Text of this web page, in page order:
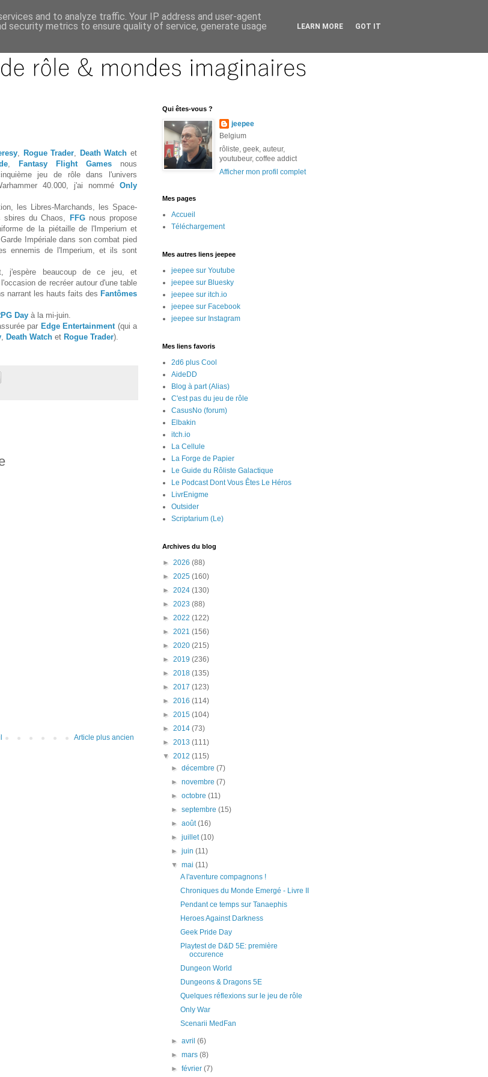
Rogue Trader Death Watch et
,Fantasy Flight Games nous
jeu de rôle dans l'univers
40.000, j'ai nommé Only
les Libres-Marchands, les Space-
sbires du Chaos, FFG nous propose
de la piétaille de l'Imperium et
Impériale dans son combat pied
ennemis de l'Imperium, et ils sont
j'espère beaucoup de ce jeu, et
de recréer autour d'une table
narrant les hauts faits des Fantômes
Day à la mi-juin.
par Edge Entertainment (qui a
Death Watch et Rogue Trader).
Article plus ancien
Qui êtes-vous ?
jeepee
Belgium
rôliste, geek, auteur,
youtubeur, coffee addict
Afficher mon profil complet
Mes pages
Accueil
Téléchargement
Mes autres liens jeepee
jeepee sur Youtube
jeepee sur Bluesky
jeepee sur itch.io
jeepee sur Facebook
jeepee sur Instagram
Mes liens favoris
2d6 plus Cool
AideDD
Blog à part (Alias)
C'est pas du jeu de rôle
CasusNo (forum)
Elbakin
itch.io
La Cellule
La Forge de Papier
Le Guide du Rôliste Galactique
Le Podcast Dont Vous Êtes Le Héros
LivrEnigme
Outsider
Scriptarium (Le)
Archives du blog
► 2026 (88)
► 2025 (160)
► 2024 (130)
► 2023 (88)
► 2022 (122)
► 2021 (156)
► 2020 (215)
► 2019 (236)
► 2018 (135)
► 2017 (123)
► 2016 (114)
► 2015 (104)
► 2014 (73)
► 2013 (111)
▼ 2012 (115)
►décembre(7)
►novembre(7)
►octobre(11)
►septembre(15)
►août(16)
►juillet(10)
►juin(11)
▼mai(11)
A l'aventure compagnons !
Chroniques du Monde Emergé - Livre II
Pendant ce temps sur Tanaephis
Heroes Against Darkness
Geek Pride Day
Playtest de D&D 5E: première
occurence
Dungeon World
Dungeons & Dragons 5E
Quelques réflexions sur le jeu de rôle
Only War
Scenarii MedFan
►avril(6)
►mars(8)
►février(7)
and to analyze traffic. Your IP address and user-agent
security metrics to ensure quality of service, generate usage
LEARN MORE GOT IT